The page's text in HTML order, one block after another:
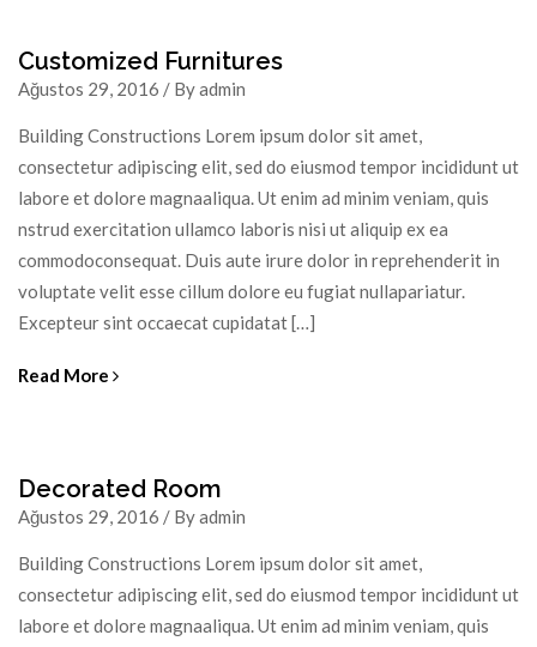
Customized Furnitures
Ağustos 29, 2016 / By admin
Building Constructions Lorem ipsum dolor sit amet,
consectetur adipiscing elit, sed do eiusmod tempor incididunt ut
labore et dolore magnaaliqua. Ut enim ad minim veniam, quis
nstrud exercitation ullamco laboris nisi ut aliquip ex ea
commodoconsequat. Duis aute irure dolor in reprehenderit in
voluptate velit esse cillum dolore eu fugiat nullapariatur.
Excepteur sint occaecat cupidatat […]
Read More
Decorated Room
Ağustos 29, 2016 / By admin
Building Constructions Lorem ipsum dolor sit amet,
consectetur adipiscing elit, sed do eiusmod tempor incididunt ut
labore et dolore magnaaliqua. Ut enim ad minim veniam, quis